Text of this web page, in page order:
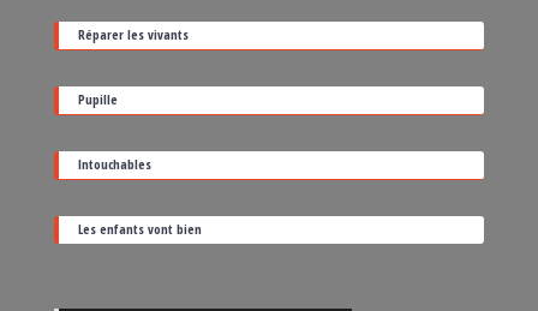
date
de
sortie
Réparer les vivants
Pupille
Intouchables
Les enfants vont bien